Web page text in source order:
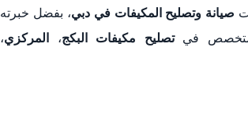
صيانة وتصليح المكيفات في دبي، بفضل خبرته
فيتصليح مكيفات البكج، المركزي،